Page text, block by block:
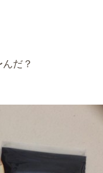
だ？